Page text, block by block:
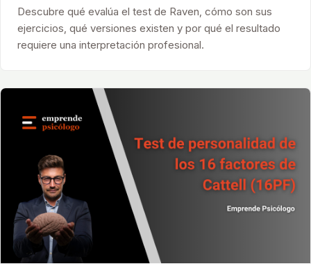
Descubre qué evalúa el test de Raven, cómo son sus
ejercicios, qué versiones existen y por qué el resultado
requiere una interpretación profesional.